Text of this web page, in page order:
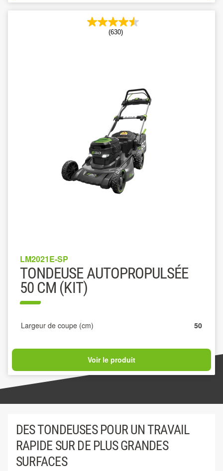
(630)
LM2021E-SP
TONDEUSE AUTOPROPULSÉE
50 CM (KIT)
Largeur de coupe (cm) 50
Voir le produit
DES TONDEUSES POUR UN TRAVAIL
RAPIDE SUR DE PLUS GRANDES
SURFACES